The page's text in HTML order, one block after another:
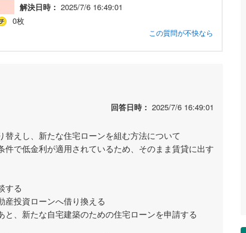
解決日時： 2025/7/6 16:49:01
0枚
この質問が不快なら
回答日時： 2025/7/6 16:49:01
えし、新たな住宅ローンを組む方法について
で低金利が適用されているため、そのまま賃貸に出す
する
産投資ローンへ借り換える
、新たな自宅建築のための住宅ローンを申請する